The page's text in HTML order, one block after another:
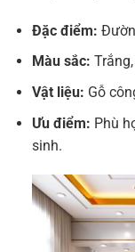
Đặc điểm:
Màu sắc:
Vật liệu: Gỗ
Ưu điểm: Phù
sinh.